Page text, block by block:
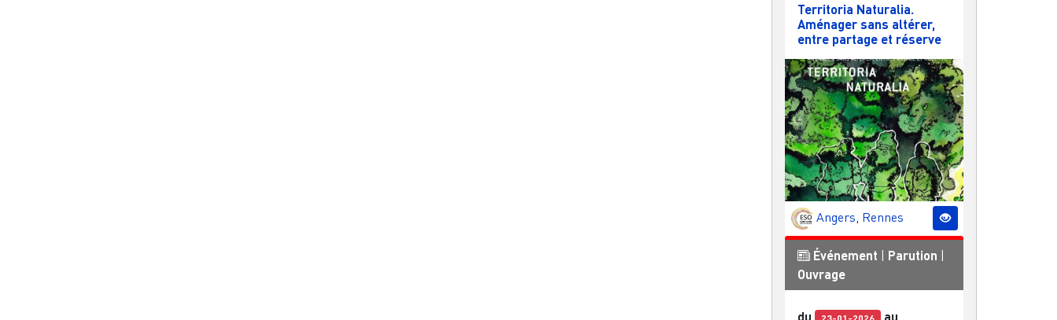
Territoria Naturalia.
Aménager sans altérer,
entre partage et réserve
Angers, Rennes
Événement Parution
Ouvrage
du au